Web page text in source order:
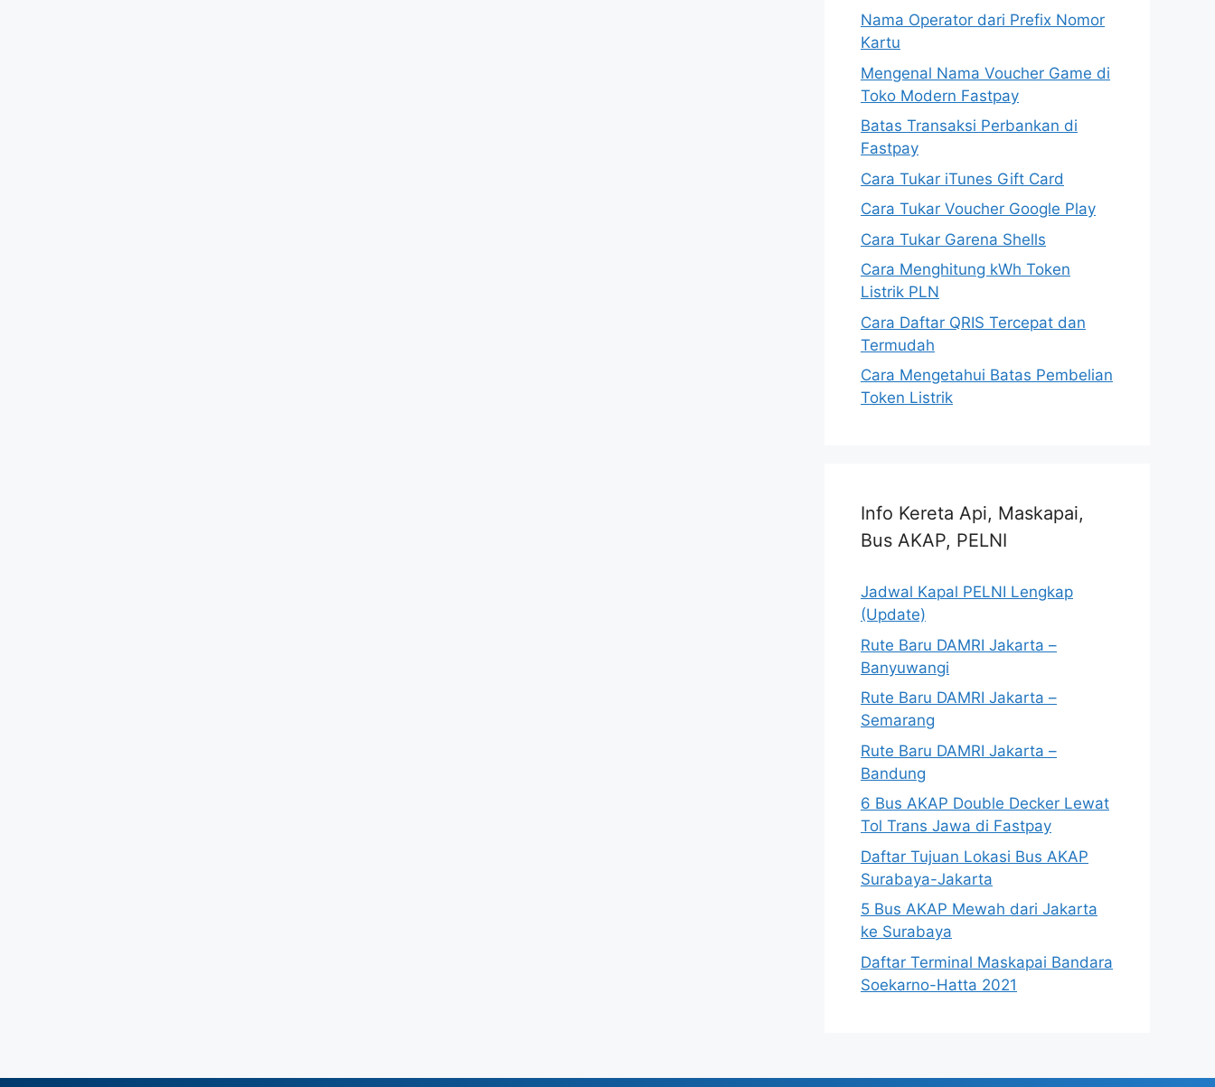
Nama Operator dari Prefix Nomor
Kartu
Mengenal Nama Voucher Game di
Toko Modern Fastpay
Batas Transaksi Perbankan di
Fastpay
Cara Tukar iTunes Gift Card
Cara Tukar Voucher Google Play
Cara Tukar Garena Shells
Cara Menghitung kWh Token
Listrik PLN
Cara Daftar QRIS Tercepat dan
Termudah
Cara Mengetahui Batas Pembelian
Token Listrik
Info Kereta Api, Maskapai,
Bus AKAP, PELNI
Jadwal Kapal PELNI Lengkap
(Update)
Rute Baru DAMRI Jakarta –
Banyuwangi
Rute Baru DAMRI Jakarta –
Semarang
Rute Baru DAMRI Jakarta –
Bandung
6 Bus AKAP Double Decker Lewat
Tol Trans Jawa di Fastpay
Daftar Tujuan Lokasi Bus AKAP
Surabaya-Jakarta
5 Bus AKAP Mewah dari Jakarta
ke Surabaya
Daftar Terminal Maskapai Bandara
Soekarno-Hatta 2021